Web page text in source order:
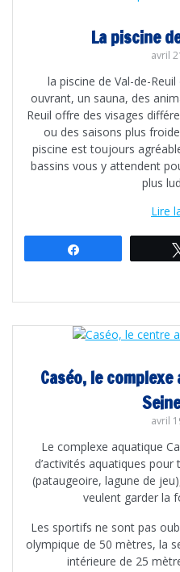
La piscine
avril
la piscine de Val-de-
ouvrant, un sauna, des
Reuil offre des visages
ou des saisons plus
piscine est toujours
bassins vous y attendent
plus
Lire
Caséo, le
avril
Le complexe aquatique
d’activités aquatiques
(pataugeoire, lagune de
veulent garder la
Les sportifs ne sont pas
olympique de 50 mètres, la
intérieure de 25